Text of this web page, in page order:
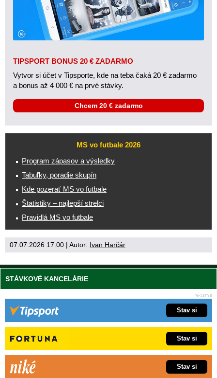
TIPSPORT BONUS 20 € ZADARMO
Vytvor si účet v Tipsporte, kde na teba čaká 20 € zadarmo
a bonus až 4 000 € na prvé stávky.
Chcem 20 € zadarmo
MS vo futbale 2026
Program zápasov a výsledky
Tabuľky, poradie skupín
Kde pozerať MS vo futbale
Štatistiky – najlepší strelci
Pravidlá MS vo futbale
07.07.2026 17:00 | Autor: Ivan Harčár
STÁVKOVÉ KANCELÁRIE
Stav si
Stav si
Stav si